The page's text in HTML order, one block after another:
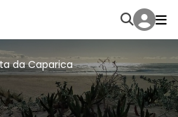
da Caparica